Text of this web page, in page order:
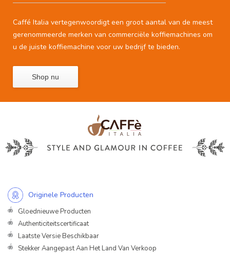
Caffé Italia vertegenwoordigt een groot aantal van de meest
gerenommeerde merken van commerciële koffiemachines om
u de juiste koffiemachine voor uw bedrijf te bieden.
Shop nu
Originele Producten
Gloednieuwe Producten
Authenticiteitscertificaat
Laatste Versie Beschikbaar
Stekker Aangepast Aan Het Land Van Verkoop